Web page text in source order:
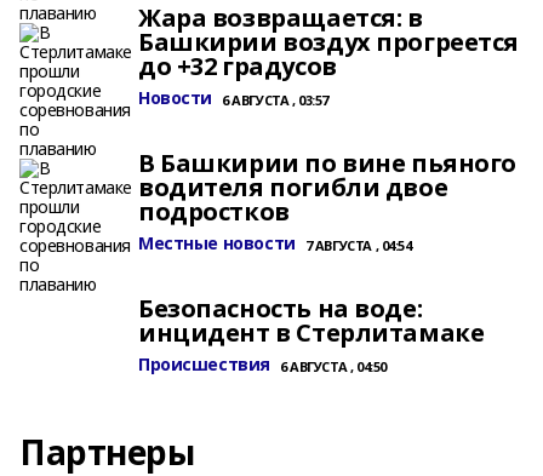
Жара возвращается: в
Башкирии воздух прогреется
до +32 градусов
Новости 6 АВГУСТА , 03:57
В Башкирии по вине пьяного
водителя погибли двое
подростков
Местные новости 7 АВГУСТА , 04:54
Безопасность на воде:
инцидент в Стерлитамаке
Происшествия 6 АВГУСТА , 04:50
Партнеры